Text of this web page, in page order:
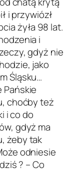
i przywiózł
żyła 98 lat.
i
gdyż nie
jako
Śląsku…
Pańskie
choćby też
i co do
gdyż ma
żeby tak
odniesie
? – Co